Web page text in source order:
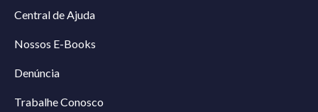
Central de Ajuda
Nossos E-Books
Denúncia
Trabalhe Conosco